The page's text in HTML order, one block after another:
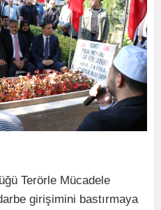
Terörle Mücadele
girişimini bastırmaya